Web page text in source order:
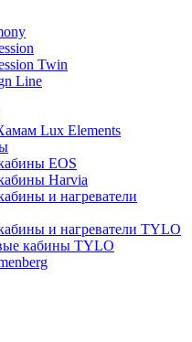
Twin
Line
Lux Elements
EOS
Harvia
и нагреватели
и нагреватели TYLO
кабины TYLO